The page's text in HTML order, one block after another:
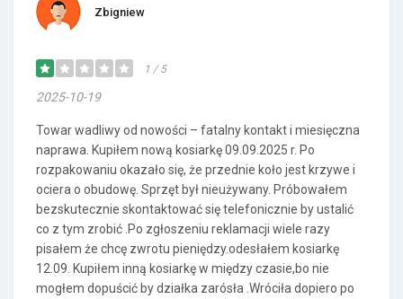
Zbigniew
1 / 5
2025-10-19
Towar wadliwy od nowości – fatalny kontakt i miesięczna
naprawa. Kupiłem nową kosiarkę 09.09.2025 r. Po
rozpakowaniu okazało się, że przednie koło jest krzywe i
ociera o obudowę. Sprzęt był nieużywany. Próbowałem
bezskutecznie skontaktować się telefonicznie by ustalić
co z tym zrobić .Po zgłoszeniu reklamacji wiele razy
pisałem że chcę zwrotu pieniędzy.odesłałem kosiarkę
12.09. Kupiłem inną kosiarkę w między czasie,bo nie
mogłem dopuścić by działka zarósła .Wróciła dopiero po